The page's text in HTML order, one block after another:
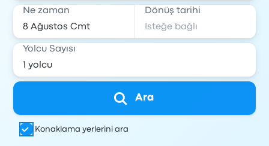
Ne zaman Dönüş tarihi
Yolcu Sayısı
Ara
Konaklama yerlerini ara